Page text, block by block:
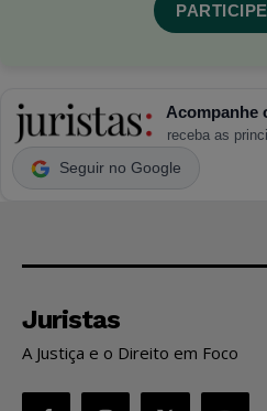
Acompanhe
receba as
Seguir no Google
Juristas
A Justiça e o Direito em Foco